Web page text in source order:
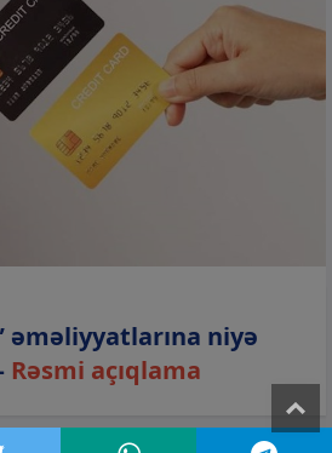
əməliyyatlarına niyə
Rəsmi açıqlama